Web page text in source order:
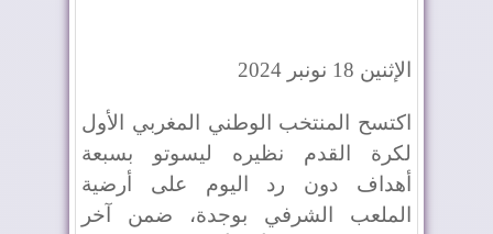
الإثنين 18 نونبر 2024
اكتسح المنتخب الوطني المغربي الأول
لكرة القدم نظيره ليسوتو بسبعة
أهداف دون رد اليوم على أرضية
الملعب الشرفي بوجدة، ضمن آخر